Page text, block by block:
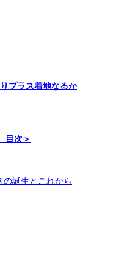
プラス着地なるか
目次＞
誕生とこれから